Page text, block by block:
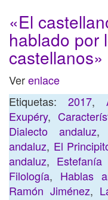
«El
hablado por
castellanos»
Verenlace
Etiquetas: 2017,
Exupéry,
Dialecto andaluz,
andaluz, El
andaluz,
Filología, Hablas
Ramón Jiménez,